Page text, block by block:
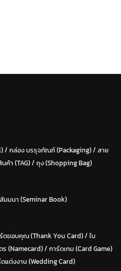
/ กล่อง บรรุจภัณฑ์ (Packaging)/ สาย
ค้า (TAG)/ ถุง (Shopping Bag)
มมนา (Seminar Book)
ดขอบคุณ (Thank You Card)/ ใบ
ร (Namecard)/ การ์ดเกม (Card Game)
แต่งงาน (Wedding Card)